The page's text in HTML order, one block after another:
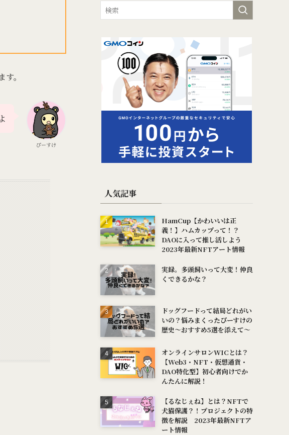
。
ぴーすけ
人気記事
HamCup【かわいいは正
義！】ハムカップって！？
DAOに入って推し活しよう
2023年最新NFTアート情報
実録。多頭飼いって大変！仲良
くできるかな？
ドッグフードって結局どれがい
いの？悩みまくったぴーすけの
歴史～おすすめ5選を添えて～
オンラインサロンWICとは？
【Web3・NFT・仮想通貨・
DAO特化型】初心者向けでか
んたんに解説！
【るなじぇね】とは？NFTで
犬猫保護？！プロジェクトの特
徴を解説 2023年最新NFTア
ート情報